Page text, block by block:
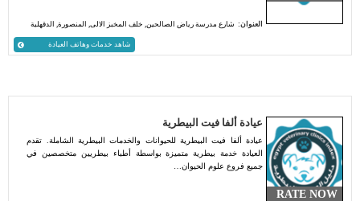
شاهد خدمات وهاتف العيادة
العنوان: شارع مدرسة رياض الصالحين, خلف المخبز الالى, المنصورة, الدقهلية
RATE NOW
عيادة ألفا فيت البيطرية
عيادة ألفا فيت البيطرية للحيوانات والخدمات البيطرية الشاملة. تقدم
العيادة خدمة بيطرية متميزة بواسطة أطباء بيطريين متخصصين في
جميع فروع علوم الحيوان…